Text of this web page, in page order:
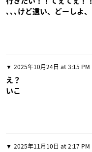
､､､けど遠い、どーしよ、
2025年10月24日 at 3:15 PM
え？
いこ
2025年11月10日 at 2:17 PM